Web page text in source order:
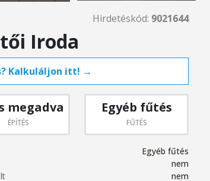
Hirdetéskód: 9021644
Iroda
Kalkuláljon itt! →
megadva
ÉPÍTÉS
Egyéb fűtés
FŰTÉS
Egyéb fűtés
nem
nem